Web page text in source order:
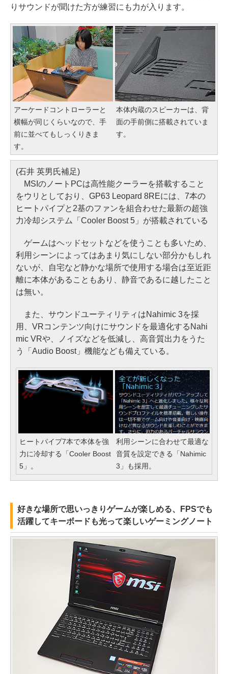
りサウンドが聞けた方が練習にも力が入ります。
アーケードコントローラーと
横幅が同じくらいなので、手
前に並べてもしっくりきま
す。
本体内蔵のスピーカーは、背
面の手前側に搭載されていま
す。
(石井 英男氏補足)
MSIのノートPCは高性能クーラーを搭載すること
をウリとしており、GP63 Leopard 8REには、7本の
ヒートパイプと2基のファンを組合わせた最新の超強
力冷却システム「Cooler Boost 5」が搭載されている
ゲームはヘッドセットなどを使うことも多いため、
利用シーンによってはあまり気にしない部分かもしれ
ないが、自宅など静かな場所で使用する場合は至近距
離に本体があることもあり、静音であるに越したこと
は無い。
また、サウンドユーティリティはNahimic 3を採
用、VRコンテンツ向けにサウンドを最適化するNahi
mic VRや、ノイズなどを低減し、高音質出力をうた
う「Audio Boost」機能なども備えている。
ヒートパイプ7本で本体を強
力に冷却する「Cooler Boost
5」。
利用シーンに合わせて最適な
音質を設定できる「Nahimic
3」も採用。
好きな場所で思いっきりゲームが楽しめる、FPSでも
活躍してキーボードも光って楽しいゲーミングノート